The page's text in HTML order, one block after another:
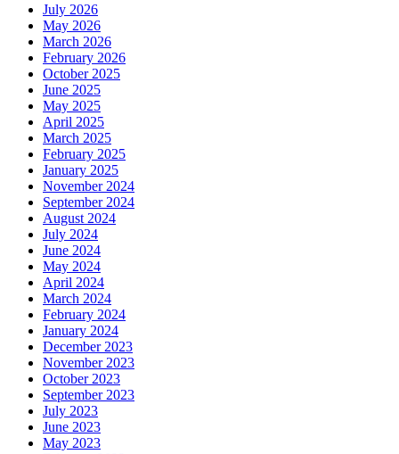
July 2026
May 2026
March 2026
February 2026
October 2025
June 2025
May 2025
April 2025
March 2025
February 2025
January 2025
November 2024
September 2024
August 2024
July 2024
June 2024
May 2024
April 2024
March 2024
February 2024
January 2024
December 2023
November 2023
October 2023
September 2023
July 2023
June 2023
May 2023